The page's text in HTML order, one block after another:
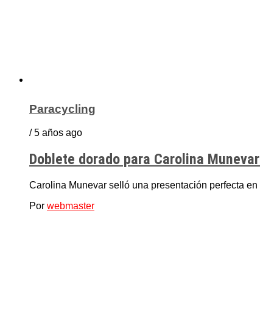
Paracycling
/ 5 años ago
Doblete dorado para Carolina
Carolina Munevar selló una presentación perfecta
Por webmaster